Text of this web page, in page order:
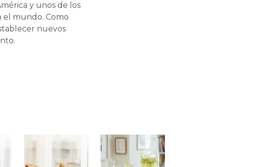
y unos de los
el mundo. Como
nuevos